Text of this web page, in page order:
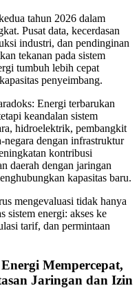
tahun 2026 dalam
Pusat data, kecerdasan
industri, dan pendinginan
tekanan pada sistem
tumbuh lebih cepat
penyeimbang.
Energi terbarukan
keandalan sistem
hidroelektrik, pembangkit
dengan infrastruktur
kontribusi
daerah dengan jaringan
kapasitas baru.
mengevaluasi tidak hanya
sistem energi: akses ke
tarif, dan permintaan
Mempercepat,
Jaringan dan Izin